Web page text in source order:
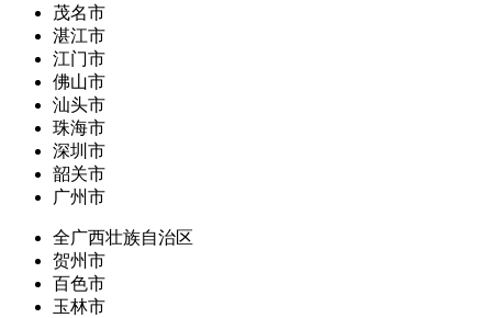
茂名市
湛江市
江门市
佛山市
汕头市
珠海市
深圳市
韶关市
广州市
全广西壮族自治区
贺州市
百色市
玉林市